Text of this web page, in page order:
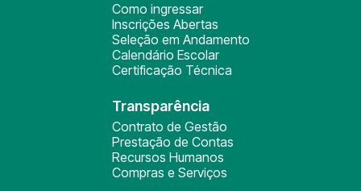
Como ingressar
Inscrições Abertas
Seleção em Andamento
Calendário Escolar
Certificação Técnica
Transparência
Contrato de Gestão
Prestação de Contas
Recursos Humanos
Compras e Serviços